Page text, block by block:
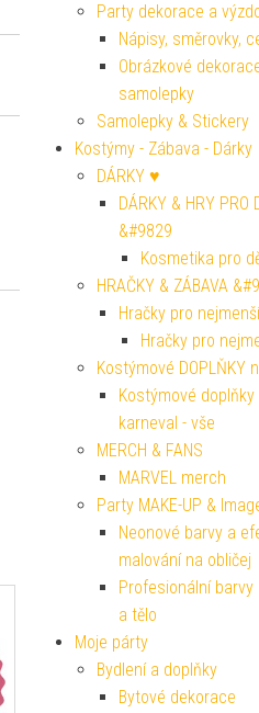
Party dekorace a
Nápisy, směrovky,
Obrázkové
samolepky
Samolepky & Stickery
Kostýmy - Zábava - Dárky
DÁRKY ♥
DÁRKY & HRY PRO
&#9829
Kosmetika pro
HRAČKY & ZÁBAVA
Hračky pro
Hračky pro
Kostýmové DOPLŇKY
Kostýmové doplňky
karneval - vše
MERCH & FANS
MARVEL merch
Party MAKE-UP &
Neonové barvy a
malování na obličej
Profesionální barvy
a tělo
Moje párty
Bydlení a doplňky
Bytové dekorace